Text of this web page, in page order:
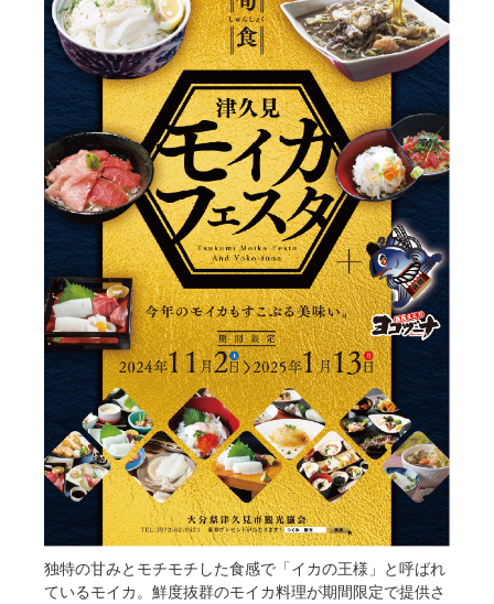
独特の甘みとモチモチした食感で「イカの王様」と呼ばれ
ているモイカ。鮮度抜群のモイカ料理が期間限定で提供さ